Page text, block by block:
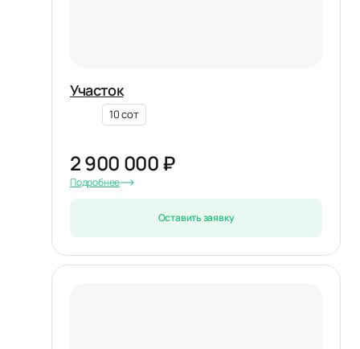
Участок
10 сот
2 900 000 ₽
Подробнее
Оставить заявку